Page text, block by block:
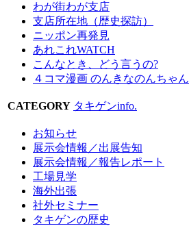
わが街わが支店
支店所在地（歴史探訪）
ニッポン再発見
あれこれWATCH
こんなとき、どう言うの?
４コマ漫画 のんきなのんちゃん
CATEGORY タキゲンinfo.
お知らせ
展示会情報／出展告知
展示会情報／報告レポート
工場見学
海外出張
社外セミナー
タキゲンの歴史